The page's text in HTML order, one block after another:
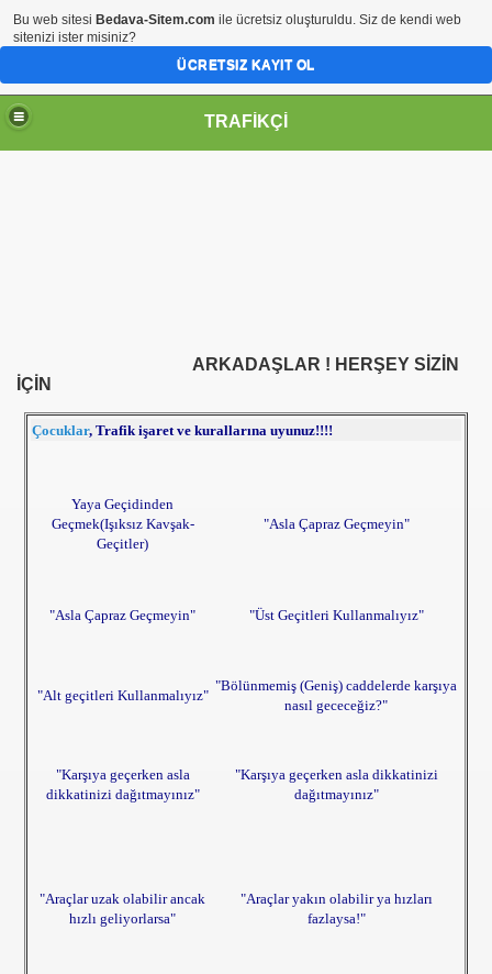
TRAFİKÇİ
ARKADAŞLAR ! HERŞEY SİZİN
İÇİN
Çocuklar, Trafik işaret ve kurallarına uyunuz!!!!
Yaya Geçidinden
Geçmek(Işıksız Kavşak-
Geçitler)
"Asla Çapraz Geçmeyin"
"Asla Çapraz Geçmeyin" "Üst Geçitleri Kullanmalıyız"
"Alt geçitleri Kullanmalıyız"
"Bölünmemiş (Geniş) caddelerde karşıya
nasıl gececeğiz?"
"Karşıya geçerken asla
dikkatinizi dağıtmayınız"
"Karşıya geçerken asla dikkatinizi
dağıtmayınız"
"Araçlar uzak olabilir ancak
hızlı geliyorlarsa"
"Araçlar yakın olabilir ya hızları
fazlaysa!"
Bu web sitesi Bedava-Sitem.com ile ücretsiz oluşturuldu. Siz de kendi web
sitenizi ister misiniz?
ÜCRETSIZ KAYIT OL